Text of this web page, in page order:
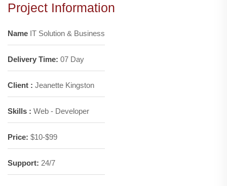
Project Information
Name IT Solution & Business
Delivery Time: 07 Day
Client : Jeanette Kingston
Skills : Web - Developer
Price: $10-$99
Support: 24/7